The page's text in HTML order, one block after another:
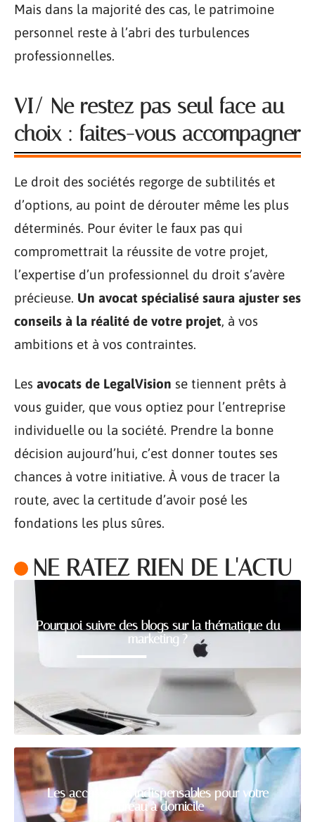
Mais dans la majorité des cas, le patrimoine
personnel reste à l’abri des turbulences
professionnelles.
VI/ Ne restez pas seul face au
choix : faites-vous accompagner
Le droit des sociétés regorge de subtilités et
d’options, au point de dérouter même les plus
déterminés. Pour éviter le faux pas qui
compromettrait la réussite de votre projet,
l’expertise d’un professionnel du droit s’avère
précieuse. Un avocat spécialisé saura ajuster ses
conseils à la réalité de votre projet, à vos
ambitions et à vos contraintes.
Les avocats de LegalVision se tiennent prêts à
vous guider, que vous optiez pour l’entreprise
individuelle ou la société. Prendre la bonne
décision aujourd’hui, c’est donner toutes ses
chances à votre initiative. À vous de tracer la
route, avec la certitude d’avoir posé les
fondations les plus sûres.
NE RATEZ RIEN DE L'ACTU
Pourquoi suivre des blogs sur la thématique du
marketing ?
Les accessoires indispensables pour votre
bureau à domicile